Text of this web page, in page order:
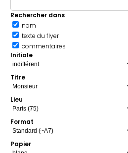
Rechercher dans
nom
texte du flyer
commentaires
Initiale
Titre
Lieu
Format
Papier